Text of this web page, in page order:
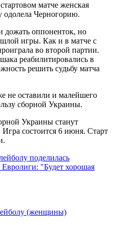
матче женская
одолела Черногорию.
дожать оппоненток, но
игры. Как и в матче с
во второй партии.
реабилитировались в
решить судьбу матча
не оставили и малейшего
сборной Украины.
Украины станут
состоится 6 июня. Старт
поделилась
"Будет хорошая
(женщины)